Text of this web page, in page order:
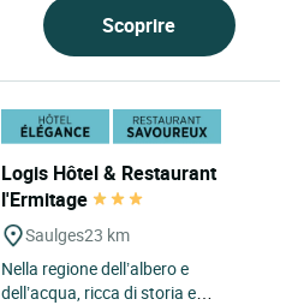
Scoprire
Logis Hôtel & Restaurant
l'Ermitage
Saulges23 km
Nella regione dell’albero e
dell’acqua, ricca di storia e